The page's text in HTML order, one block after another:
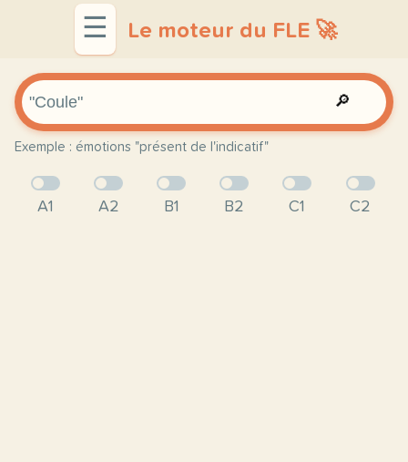
☰ Le moteur du FLE 🚀
🔎
Exemple : émotions "présent de l'indicatif"
A1 A2 B1 B2 C1 C2